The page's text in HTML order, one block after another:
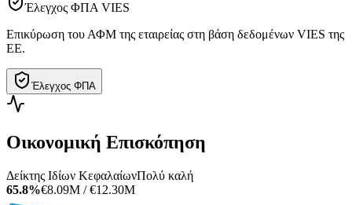
Έλεγχος ΦΠΑ VIES
Επικύρωση του ΑΦΜ της εταιρείας στη βάση δεδομένων VIES της
ΕΕ.
Έλεγχος ΦΠΑ
Οικονομική Επισκόπηση
Δείκτης Ιδίων ΚεφαλαίωνΠολύ καλή
65.8%€8.09M / €12.30M